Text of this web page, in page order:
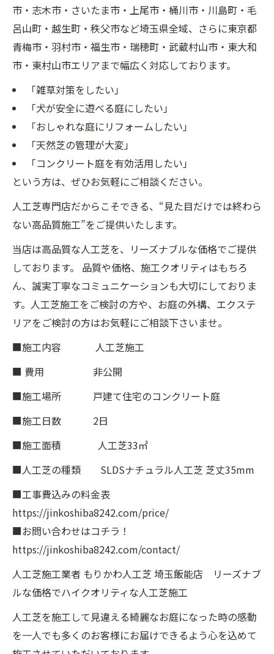
市・志木市・さいたま市・上尾市・桶川市・川島町・毛
呂山町・越生町・秩父市など埼玉県全域、さらに東京都
青梅市・羽村市・福生市・瑞穂町・武蔵村山市・東大和
市・東村山市エリアまで幅広く対応しております。
「雑草対策をしたい」
「犬が安全に遊べる庭にしたい」
「おしゃれな庭にリフォームしたい」
「天然芝の管理が大変」
「コンクリート庭を有効活用したい」
という方は、ぜひお気軽にご相談ください。
人工芝専門店だからこそできる、“見た目だけでは終わら
ない高品質施工”をご提供いたします。
当店は高品質な人工芝を、リーズナブルな価格でご提供
しております。 品質や価格、施工クオリティはもちろ
ん、誠実丁寧なコミュニケーションも大切にしておりま
す。人工芝施工をご検討の方や、お庭の外構、エクステ
リアをご検討の方はお気軽にご相談下さいませ。
■施工内容 人工芝施工
■ 費用 非公開
■施工場所 戸建て住宅のコンクリート庭
■施工日数 2日
■施工面積 人工芝33㎡
■人工芝の種類 SLDSナチュラル人工芝 芝丈35mm
■工事費込みの料金表
https://jinkoshiba8242.com/price/
■お問い合わせはコチラ！
https://jinkoshiba8242.com/contact/
人工芝施工業者 もりかわ人工芝 埼玉飯能店 リーズナブ
ルな価格でハイクオリティな人工芝施工
人工芝を施工して見違える綺麗なお庭になった時の感動
を一人でも多くのお客様にお届けできるよう心を込めて